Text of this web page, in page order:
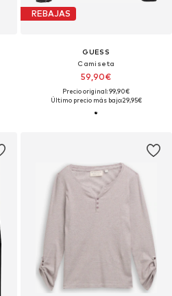
REBAJAS
GUESS
Camiseta
59,90€
Precio original: 99,90€
Último precio más bajo:29,95€